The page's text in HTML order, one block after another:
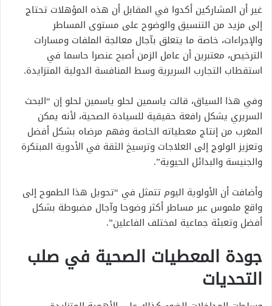
غير أن المشاركين أكدوا في المقابل أن هذه المؤهلات تحتاج
إلى مزيد من التنسيق والوضوح على مستوى المساطر
والإجراءات، خاصة ما يتعلق بآجال معالجة الملفات ومسارات
الترخيص، معتبرين أن عامل الزمن أصبح عنصرا حاسما في
استقطاب التجارب السريرية وسط المنافسة الدولية المتزايدة.
وفي هذا السياق، قالت ياسمين لحلو ياسمين لحلو إن “البحث
السريري يشكل رافعة حقيقية للسيادة الصحية، لأنه يمكن
المغرب من إنتاج معطياته الخاصة وفهم مرضاه بشكل أفضل
وتعزيز الولوج إلى العلاجات وترسيخ الثقة في الأدوية المبتكرة
والجنيسة والبدائل الحيوية”.
وأضافت أن الأولوية اليوم تتمثل في “تحويل هذا الطموح إلى
واقع ملموس عبر مساطر أكثر وضوحا وآجال مضبوطة بشكل
أفضل وتعبئة جماعية لمختلف الفاعلين”.
جودة المعطيات الصحية في صلب
التحديات